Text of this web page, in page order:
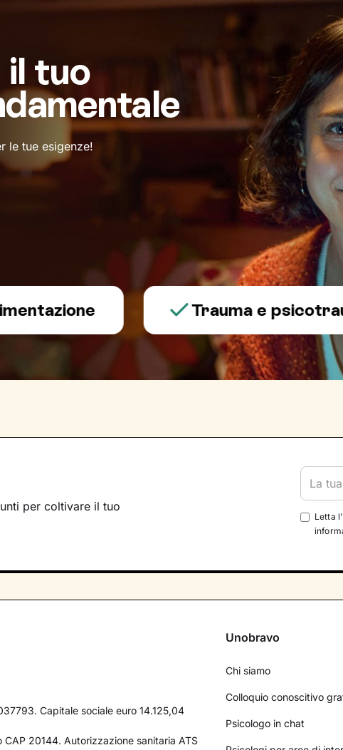
il tuo
le tue esigenze!
Trauma e
per coltivare il tuo
Letta l'
Capitale sociale euro 14.125,04
20144. Autorizzazione sanitaria ATS
Unobravo
Chi siamo
Colloquio conoscitivo
Psicologo in chat